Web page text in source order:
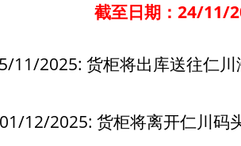
截至日期：24/11/
11/2025: 货柜将出库送往仁川
01/12/2025: 货柜将离开仁川码